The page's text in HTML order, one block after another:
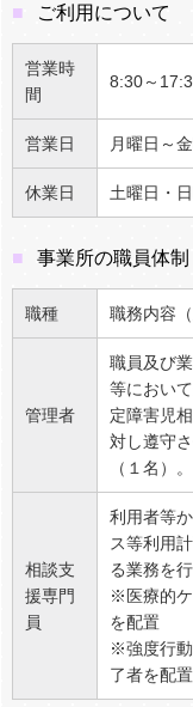
ご利用について
営業時
間
8:30～
営業日 月曜日～
休業日 土曜日・
事業所の職員体制
職種 職務内容（
管理者
職員及び
等におい
定障害児
対し遵守
（１名）。
相談支
援専門
員
利用者等
ス等利用
る業務を
※医療的
を配置
※強度行
了者を配置